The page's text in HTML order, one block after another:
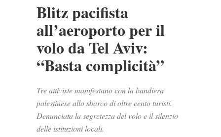
Blitz pacifista
all’aeroporto per il
volo da Tel Aviv:
“Basta complicità”
Tre attiviste manifestano con la bandiera
palestinese allo sbarco di oltre cento turisti.
Denunciata la segretezza del volo e il silenzio
delle istituzioni locali.